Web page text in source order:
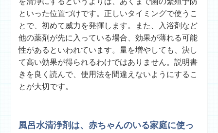
といった位置づけです。正しいタイミングで使うこ
とで、初めて威力を発揮します。また、入浴剤など
他の薬剤が先に入っている場合、効果が薄れる可能
性があるといわれています。量を増やしても、決し
て高い効果が得られるわけではありません。説明書
きを良く読んで、使用法を間違えないようにするこ
とが大切です。
風呂水清浄剤は、赤ちゃんのいる家庭に使っ